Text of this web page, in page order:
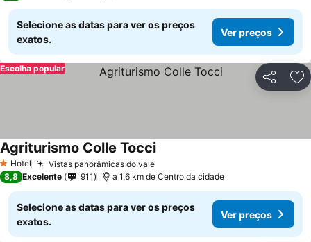
Selecione as datas para ver os preços
exatos.
Ver preços
Partilhar
Escolha popular
1 Estrelas
Hotel Vistas panorâmicas do vale
Agriturismo Colle Tocci
8,8 Excelente 911 a 1.6 km de Centro da cidade
Selecione as datas para ver os preços
exatos.
Ver preços